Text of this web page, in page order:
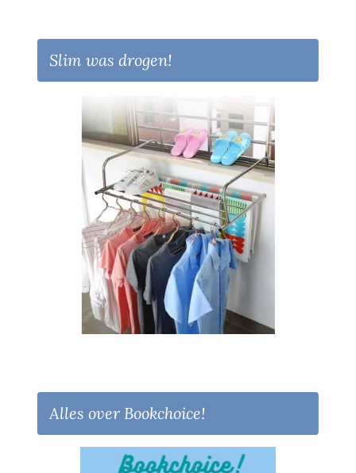
Slim was drogen!
Alles over Bookchoice!